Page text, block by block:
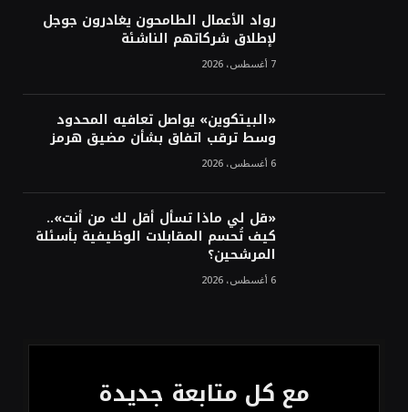
ترقب تطورات الوساطة بشأن الحرب
رواد الأعمال الطامحون يغادرون جوجل
لإطلاق شركاتهم الناشئة
7 أغسطس، 2026
«البيتكوين» يواصل تعافيه المحدود
وسط ترقب اتفاق بشأن مضيق هرمز
6 أغسطس، 2026
«قل لي ماذا تسأل أقل لك من أنت»..
كيف تُحسم المقابلات الوظيفية بأسئلة
المرشحين؟
6 أغسطس، 2026
مع كل متابعة جديدة